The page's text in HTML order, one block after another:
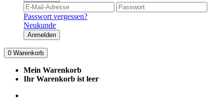
Passwort vergessen?
Neukunde
Anmelden
0 Warenkorb
Mein Warenkorb
Ihr Warenkorb ist leer